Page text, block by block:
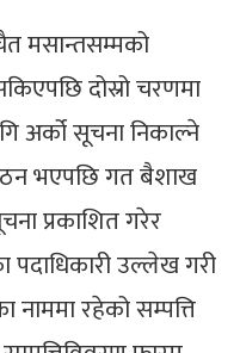
मसान्तसम्मको
दोस्रो चरणमा
अर्को सूचना निकाल्ने
भएपछि गत बैशाख
प्रकाशित गरेर
पदाधिकारी उल्लेख गरी
नाममा रहेको सम्पत्ति